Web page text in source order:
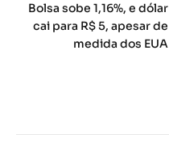
Bolsa sobe 1,16%, e dólar
cai para R$ 5, apesar de
medida dos EUA